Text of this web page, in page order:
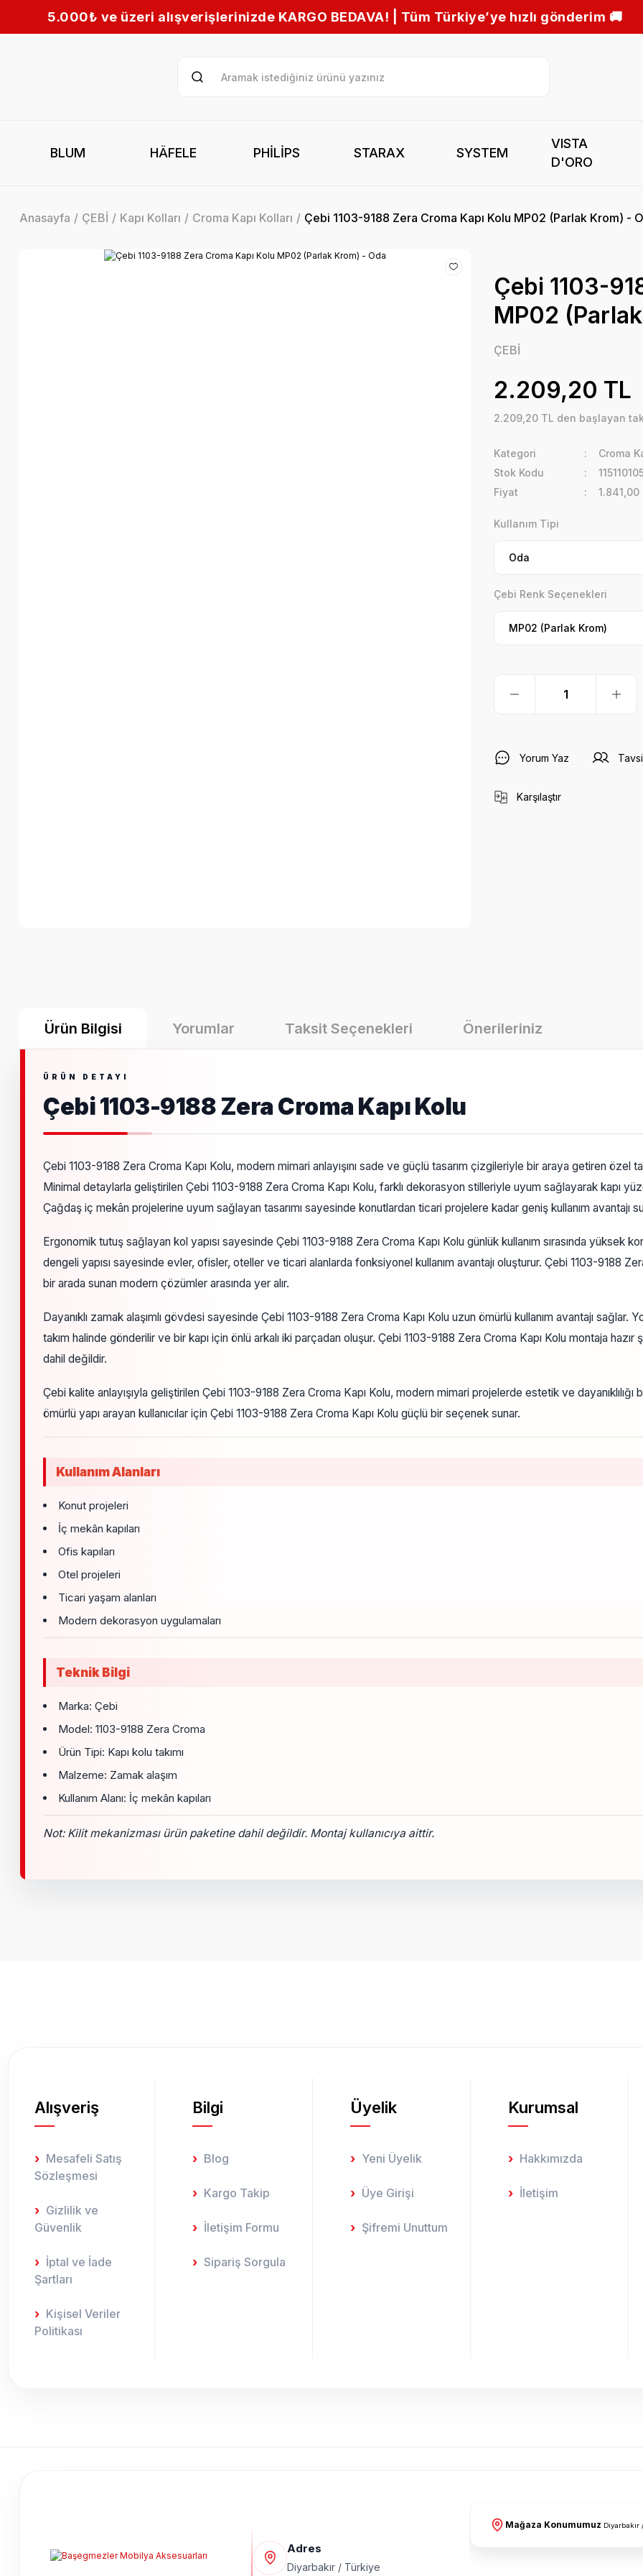
KARGO BEDAVA! | Tüm Türkiye’ye hızlı gönderim 🚚
BLUM HÄFELE PHİLİPS STARAX SYSTEM
VISTA
D'ORO
Anasayfa ÇEBİ Kapı Kolları Croma Kapı Kolları Çebi 1103-9188 Zera Croma Kapı Kolu MP02 (Parlak Krom) -
Çebi 1103-
MP02
ÇEBİ
2.209,20 TL
2.209,20 TL den başlayan
Kategori
Croma
Stok Kodu
Fiyat
1.841,00
Kullanım Tipi
Çebi Renk Seçenekleri
Yorum Yaz
Karşılaştır
Ürün Bilgisi Yorumlar Taksit Seçenekleri Önerileriniz
Çebi 1103-9188 Zera Croma Kapı Kolu
Çebi 1103-9188 Zera Croma Kapı Kolu, modern mimari anlayışını sade ve güçlü tasarım çizgileriyle bir araya getiren özel
Minimal detaylarla geliştirilen Çebi 1103-9188 Zera Croma Kapı Kolu, farklı dekorasyon stilleriyle uyum sağlayarak kapı
Çağdaş iç mekân projelerine uyum sağlayan tasarımı sayesinde konutlardan ticari projelere kadar geniş kullanım avantajı
Ergonomik tutuş sağlayan kol yapısı sayesinde Çebi 1103-9188 Zera Croma Kapı Kolu günlük kullanım sırasında yüksek
dengeli yapısı sayesinde evler, ofisler, oteller ve ticari alanlarda fonksiyonel kullanım avantajı oluşturur. Çebi 1103-9188
bir arada sunan modern çözümler arasında yer alır.
Dayanıklı zamak alaşımlı gövdesi sayesinde Çebi 1103-9188 Zera Croma Kapı Kolu uzun ömürlü kullanım avantajı sağlar.
takım halinde gönderilir ve bir kapı için önlü arkalı iki parçadan oluşur. Çebi 1103-9188 Zera Croma Kapı Kolu montaja
dahil değildir.
Çebi kalite anlayışıyla geliştirilen Çebi 1103-9188 Zera Croma Kapı Kolu, modern mimari projelerde estetik ve
ömürlü yapı arayan kullanıcılar için Çebi 1103-9188 Zera Croma Kapı Kolu güçlü bir seçenek sunar.
Kullanım Alanları
Konut projeleri
İç mekân kapıları
Ofis kapıları
Otel projeleri
Ticari yaşam alanları
Modern dekorasyon uygulamaları
Teknik Bilgi
Marka: Çebi
Model: 1103-9188 Zera Croma
Ürün Tipi: Kapı kolu takımı
Malzeme: Zamak alaşım
Kullanım Alanı: İç mekân kapıları
Not: Kilit mekanizması ürün paketine dahil değildir. Montaj kullanıcıya aittir.
Alışveriş
Mesafeli Satış
Sözleşmesi
Gizlilik ve
Güvenlik
İptal ve İade
Şartları
Kişisel Veriler
Politikası
Bilgi
Blog
Kargo Takip
İletişim Formu
Sipariş Sorgula
Üyelik
Yeni Üyelik
Üye Girişi
Şifremi Unuttum
Kurumsal
Hakkımızda
İletişim
Adres
Diyarbakır / Türkiye
Mağaza Konumumuz Diyarbakır